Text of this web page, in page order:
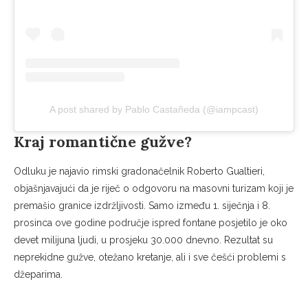
A post shared by Pablo Castañeda (@iampcast)
Kraj romantične gužve?
Odluku je najavio rimski gradonačelnik Roberto Gualtieri,
objašnjavajući da je riječ o odgovoru na masovni turizam koji je
premašio granice izdržljivosti. Samo između 1. siječnja i 8.
prosinca ove godine područje ispred fontane posjetilo je oko
devet milijuna ljudi, u prosjeku 30.000 dnevno. Rezultat su
neprekidne gužve, otežano kretanje, ali i sve češći problemi s
džeparima.